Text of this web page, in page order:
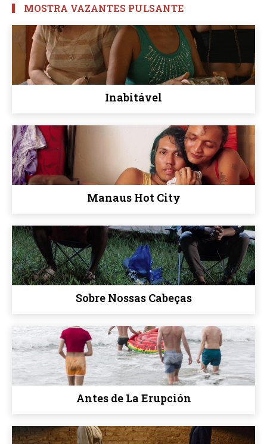
MOSTRA VAZANTES PULSANTE
Inabitável
Manaus Hot City
Sobre Nossas Cabeças
Antes de La Erupción